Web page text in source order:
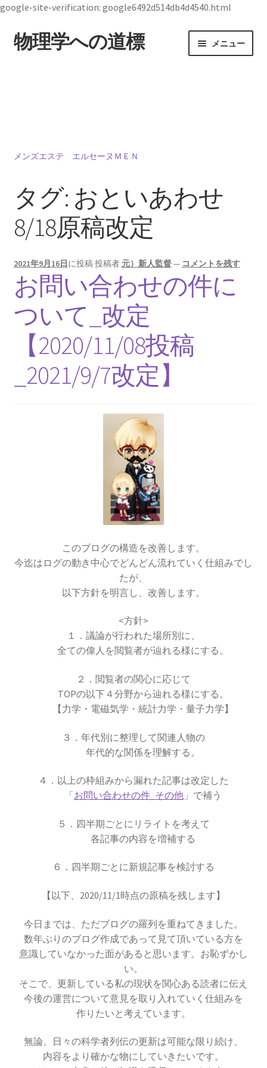
google-site-verification: google6492d514db4d4540.html
ナ
ビ
ス
プ
コ
ン
ッ
物理学への道標 メニュー
の常識を問い直した理論物理学者 —
【インドまで出かけて見聞を広め、
原子・統計を始めた賢人】
ピタゴラス: Pythagoras
【謎に満ちた数と幾何学の創始者】
フォン・ノイマン
【映画作品「博士の異常な愛情」のモデル‗ノ
イマン型PC開発】
トマス・ヤング
【 医学の視点から光の波動説を発展｜三原色の提唱】
歴史的な集合写真
1927年10月開催
【第五回ソルベー会議】
Ａ＝マリ・アンペール
【電流の仕組みを分かり易く実験で説明】
物理学者のまとめ
18世紀生まれの
物理学者のまとめ
20世紀生まれの
物理学者の纏め
レンツ_Heinrich Friedrich Emil Lenz【変動磁場_誘導
メンズエステ エルセーヌＭＥＮ
タグ: おといあわせ
8/18原稿改定
2021年9月16日に投稿投稿者 元）新人監督— コメントを残す
お問い合わせの件に
ついて_改定
【2020/11/08投稿
_2021/9/7改定】
このブログの構造を改善します。
今迄はログの動き中心でどんどん流れていく仕組みでし
たが、
以下方針を明言し、改善します。
<方針>
１．議論が行われた場所別に、
全ての偉人を閲覧者が辿れる様にする。
２．閲覧者の関心に応じて
TOPの以下４分野から辿れる様にする。
【力学・電磁気学・統計力学・量子力学】
３．年代別に整理して関連人物の
年代的な関係を理解する。
４．以上の枠組みから漏れた記事は改定した
「お問い合わせの件_その他 」で補う
５．四半期ごとにリライトを考えて
各記事の内容を増補する
６．四半期ごとに新規記事を検討する
【以下、2020/11/1時点の原稿を残します】
今日までは、ただブログの羅列を重ねてきました。
数年ぶりのブログ作成であって見て頂いている方を
意識していなかった面があると思います。お恥ずかし
い。
そこで、更新している私の現状を関心ある読者に伝え
今後の運営について意見を取り入れていく仕組みを
作りたいと考えています。
無論、日々の科学者列伝の更新は可能な限り続け、
内容をより確かな物にしていきたいです。